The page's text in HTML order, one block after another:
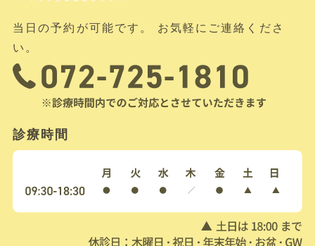
当日の予約が可能です。 お気軽にご連絡くださ
い。
診療時間